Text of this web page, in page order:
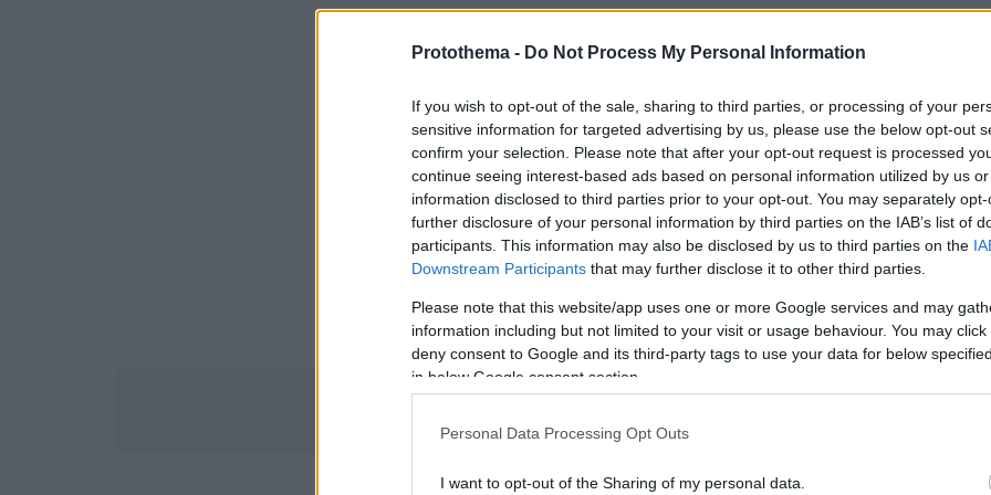
Protothema - Do Not Process My Personal Information
If you wish to opt-out of the sale, sharing to third parties, or processing of your
sensitive information for targeted advertising by us, please use the below opt-out
confirm your selection. Please note that after your opt-out request is processed
continue seeing interest-based ads based on personal information utilized by us
information disclosed to third parties prior to your opt-out. You may separately
further disclosure of your personal information by third parties on the IAB’s list of
participants. This information may also be disclosed by us to third parties on the
Downstream Participants that may further disclose it to other third parties.
Please note that this website/app uses one or more Google services and may
information including but not limited to your visit or usage behaviour. You may
deny consent to Google and its third-party tags to use your data for below
in below Google consent section.
Personal Data Processing Opt Outs
I want to opt-out of the Sharing of my personal data.
10.00: Αναχώρηση από το Μουσείο
10.30: Έναρξη κυνηγιού
11.15 Μαγείρεμα τρουφομακαρονάδας για τους
συμμετέχοντες